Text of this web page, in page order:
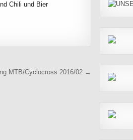
Chili und Bier
MTB/Cyclocross 2016/02 →